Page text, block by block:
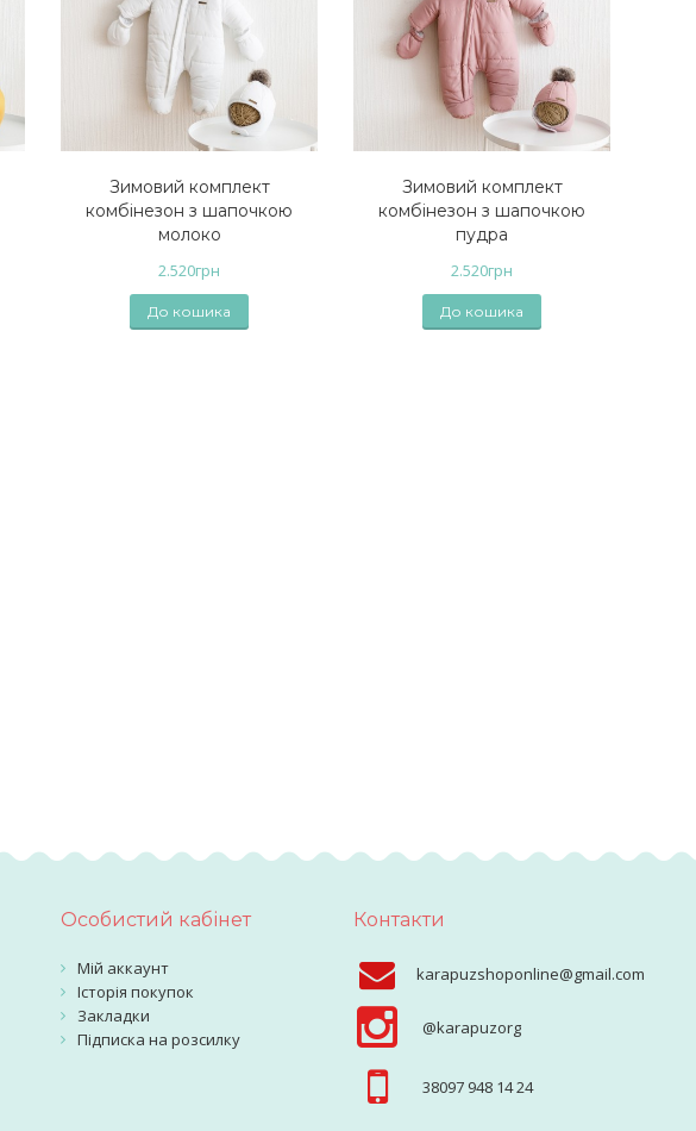
Зимовий комплект
комбінезон з шапочкою
молоко
2.520грн
До кошика
Зимовий комплект
комбінезон з шапочкою
пудра
2.520грн
До кошика
Особистий кабінет
Мій аккаунт
Історія покупок
Закладки
Підписка на розсилку
Контакти
karapuzshoponline@gmail.com
@karapuzorg
38097 948 14 24